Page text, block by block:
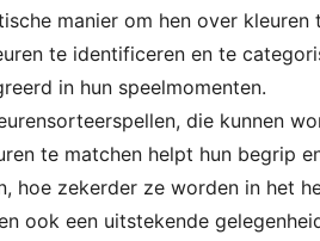
manier om hen over
te identificeren en te
in hun speelmomenten.
die kunnen
te matchen helpt hun begrip
hoe zekerder ze worden in het
ook een uitstekende